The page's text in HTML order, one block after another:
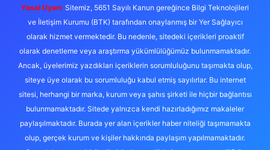
Yasal Uyarı: Sitemiz, 5651 Sayılı Kanun gereğince Bilgi Teknolojileri
ve İletişim Kurumu (BTK) tarafından onaylanmış bir Yer Sağlayıcı
olarak hizmet vermektedir. Bu nedenle, sitedeki içerikleri proaktif
olarak denetleme veya araştırma yükümlülüğümüz bulunmamaktadır.
Ancak, üyelerimiz yazdıkları içeriklerin sorumluluğunu taşımakta olup,
siteye üye olarak bu sorumluluğu kabul etmiş sayılırlar. Bu internet
sitesi, herhangi bir marka, kurum veya şahıs şirketi ile hiçbir bağlantısı
bulunmamaktadır. Sitede yalnızca kendi hazırladığımız makaleler
paylaşılmaktadır. Burada yer alan içerikler haber niteliği taşımamakta
olup, gerçek kurum ve kişiler hakkında paylaşım yapılmamaktadır.